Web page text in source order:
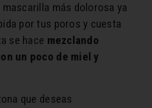
más dolorosa ya
por tus poros y cuesta
se hace mezclando
un poco de miel y
que deseas